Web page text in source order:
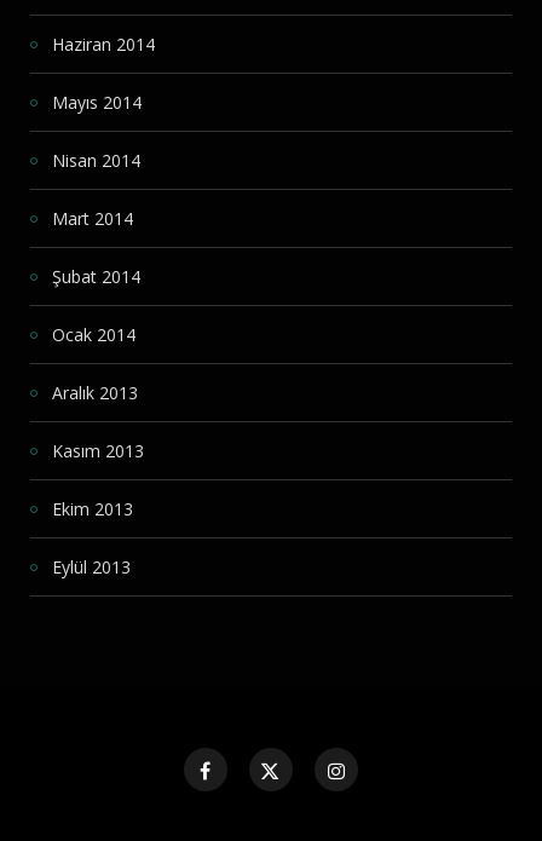
Haziran 2014
Mayıs 2014
Nisan 2014
Mart 2014
Şubat 2014
Ocak 2014
Aralık 2013
Kasım 2013
Ekim 2013
Eylül 2013